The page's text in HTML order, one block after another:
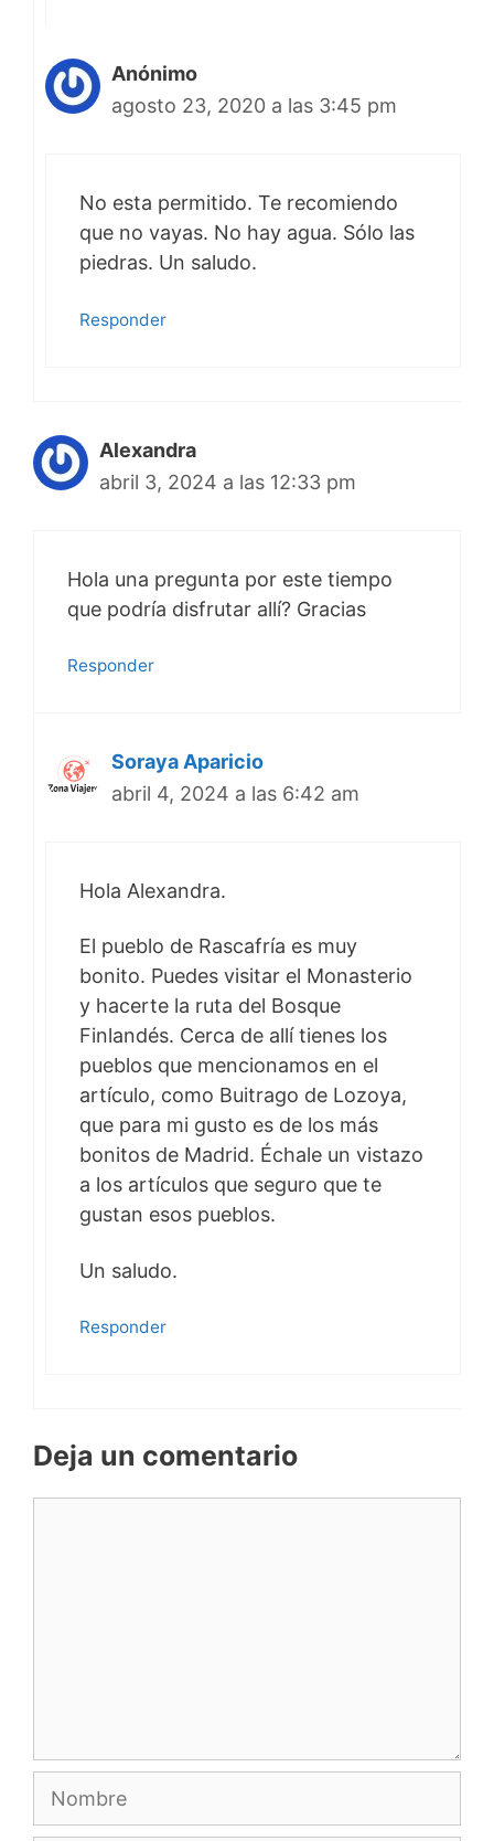
Anónimo
agosto 23, 2020 a las 3:45 pm
No esta permitido. Te recomiendo
que no vayas. No hay agua. Sólo las
piedras. Un saludo.
Responder
Alexandra
abril 3, 2024 a las 12:33 pm
Hola una pregunta por este tiempo
que podría disfrutar allí? Gracias
Responder
Soraya Aparicio
abril 4, 2024 a las 6:42 am
Hola Alexandra.
El pueblo de Rascafría es muy
bonito. Puedes visitar el Monasterio
y hacerte la ruta del Bosque
Finlandés. Cerca de allí tienes los
pueblos que mencionamos en el
artículo, como Buitrago de Lozoya,
que para mi gusto es de los más
bonitos de Madrid. Échale un vistazo
a los artículos que seguro que te
gustan esos pueblos.
Un saludo.
Responder
Deja un comentario